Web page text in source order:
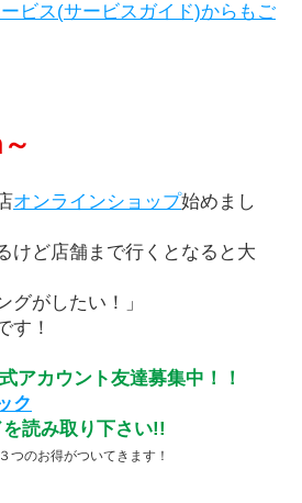
ビス(サービスガイド)からもご
オンラインショップ始めまし
けど店舗まで行くとなると大
グがしたい！」
す！
アカウント友達募集中！！
ク
読み取り下さい!!
つのお得がついてきます！